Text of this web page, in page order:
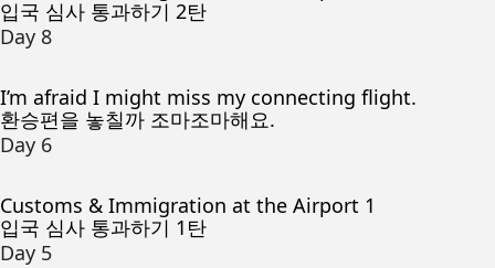
입국 심사 통과하기 2탄
Day 8
I’m afraid I might miss my connecting flight.
환승편을 놓칠까 조마조마해요.
Day 6
Customs & Immigration at the Airport 1
입국 심사 통과하기 1탄
Day 5